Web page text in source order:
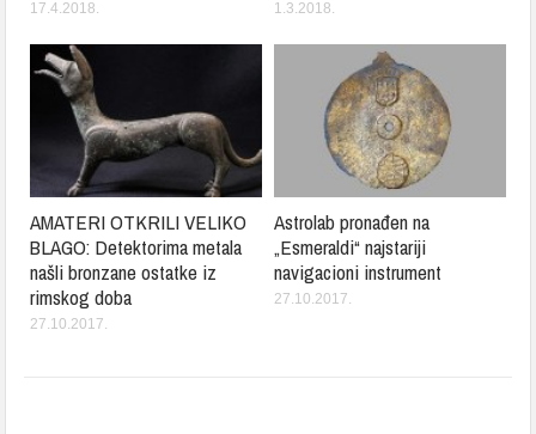
17.4.2018. 1.3.2018.
AMATERI OTKRILI VELIKO
BLAGO: Detektorima metala
našli bronzane ostatke iz
rimskog doba
27.10.2017.
Astrolab pronađen na
„Esmeraldi“ najstariji
navigacioni instrument
27.10.2017.